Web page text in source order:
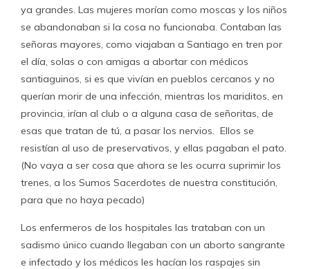
ya grandes. Las mujeres morían como moscas y los niños
se abandonaban si la cosa no funcionaba. Contaban las
señoras mayores, como viajaban a Santiago en tren por
el día, solas o con amigas a abortar con médicos
santiaguinos, si es que vivían en pueblos cercanos y no
querían morir de una infección, mientras los mariditos, en
provincia, irían al club o a alguna casa de señoritas, de
esas que tratan de tú, a pasar los nervios. Ellos se
resistían al uso de preservativos, y ellas pagaban el pato.
(No vaya a ser cosa que ahora se les ocurra suprimir los
trenes, a los Sumos Sacerdotes de nuestra constitución,
para que no haya pecado)
Los enfermeros de los hospitales las trataban con un
sadismo único cuando llegaban con un aborto sangrante
e infectado y los médicos les hacían los raspajes sin